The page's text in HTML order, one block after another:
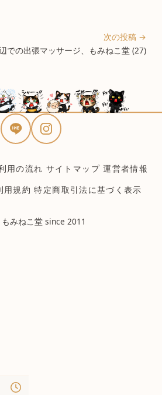
次の投稿 →
での出張マッサージ、もみねこ堂 (27)
用の流れ サイトマップ 運営者情報
用規約 特定商取引法に基づく表示
もみねこ堂 since 2011